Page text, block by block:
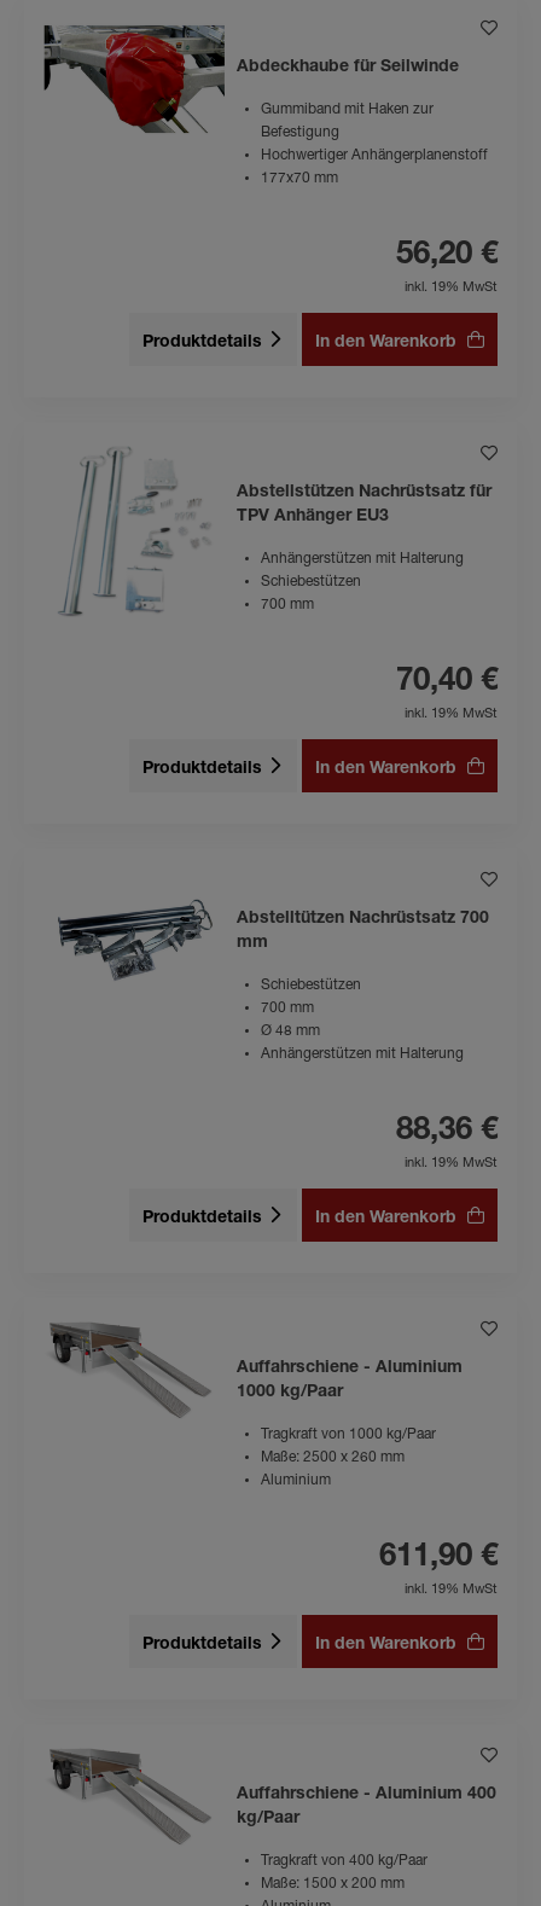
Abdeckhaube für Seilwinde
Gummiband mit Haken zur
Befestigung
Hochwertiger Anhängerplanenstoff
177x70 mm
56,20 €
inkl. 19% MwSt
Produktdetails In den Warenkorb
Abstellstützen Nachrüstsatz für
TPV Anhänger EU3
Anhängerstützen mit Halterung
Schiebestützen
700 mm
70,40 €
inkl. 19% MwSt
Produktdetails In den Warenkorb
Abstelltützen Nachrüstsatz 700
mm
Schiebestützen
700 mm
Ø 48 mm
Anhängerstützen mit Halterung
88,36 €
inkl. 19% MwSt
Produktdetails In den Warenkorb
Auffahrschiene - Aluminium
1000 kg/Paar
Tragkraft von 1000 kg/Paar
Maße: 2500 x 260 mm
Aluminium
611,90 €
inkl. 19% MwSt
Produktdetails In den Warenkorb
Auffahrschiene - Aluminium 400
kg/Paar
Tragkraft von 400 kg/Paar
Maße: 1500 x 200 mm